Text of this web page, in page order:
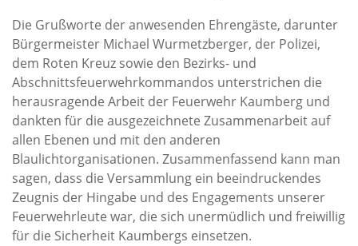
Die Grußworte der anwesenden Ehrengäste, darunter
Bürgermeister Michael Wurmetzberger, der Polizei,
dem Roten Kreuz sowie den Bezirks- und
Abschnittsfeuerwehrkommandos unterstrichen die
herausragende Arbeit der Feuerwehr Kaumberg und
dankten für die ausgezeichnete Zusammenarbeit auf
allen Ebenen und mit den anderen
Blaulichtorganisationen. Zusammenfassend kann man
sagen, dass die Versammlung ein beeindruckendes
Zeugnis der Hingabe und des Engagements unserer
Feuerwehrleute war, die sich unermüdlich und freiwillig
für die Sicherheit Kaumbergs einsetzen.